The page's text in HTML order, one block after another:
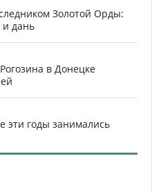
Золотой Орды:
и дань
в Донецке
эти годы занимались